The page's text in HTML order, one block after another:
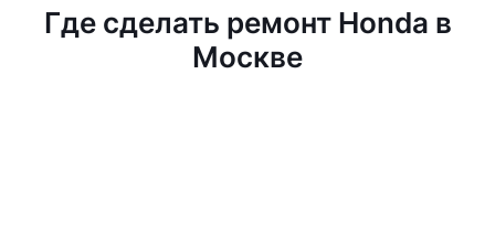
Где сделать ремонт Honda в
Москве